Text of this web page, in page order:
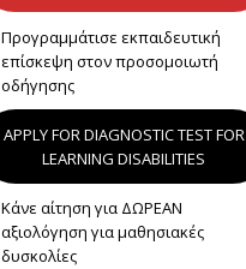
Προγραμμάτισε εκπαιδευτική
επίσκεψη στον προσομοιωτή
οδήγησης
APPLY FOR DIAGNOSTIC TEST FOR
LEARNING DISABILITIES
Κάνε αίτηση για ΔΩΡΕΑΝ
αξιολόγηση για μαθησιακές
δυσκολίες